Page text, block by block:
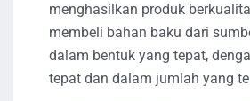
menghasilkan produk
membeli bahan baku dari
dalam bentuk yang tepat,
tepat dan dalam jumlah yang